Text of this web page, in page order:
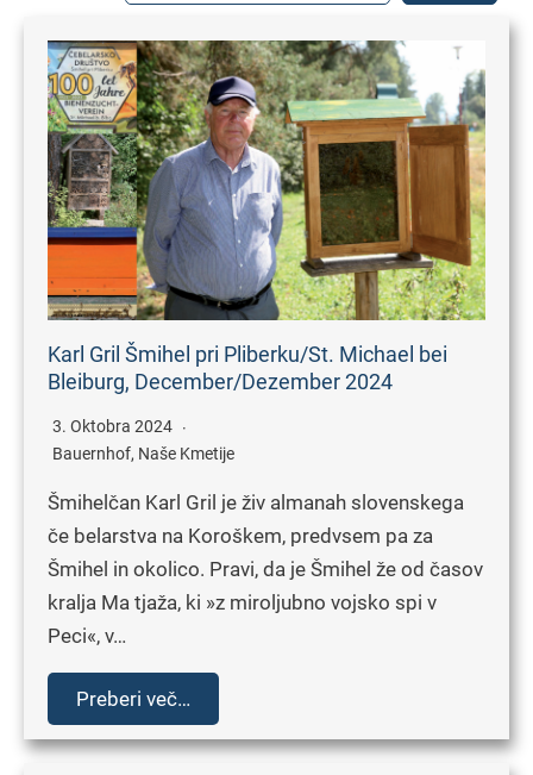
Karl Gril Šmihel pri Pliberku/St. Michael bei
Bleiburg, December/Dezember 2024
3. Oktobra 2024
Bauernhof, Naše Kmetije
Šmihelčan Karl Gril je živ almanah slovenskega
če belarstva na Koroškem, predvsem pa za
Šmihel in okolico. Pravi, da je Šmihel že od časov
kralja Ma tjaža, ki »z miroljubno vojsko spi v
Peci«, v…
Preberi več…